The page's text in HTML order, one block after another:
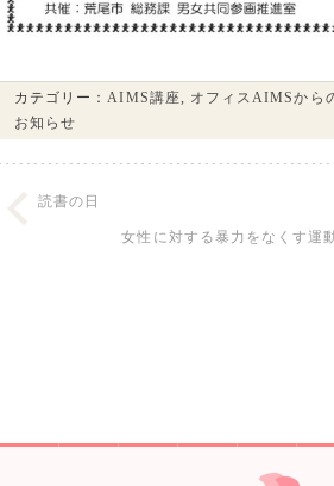
カテゴリー：AIMS講座, オフィスAIMSから
お知らせ
読書の日
女性に対する暴力をなくす運